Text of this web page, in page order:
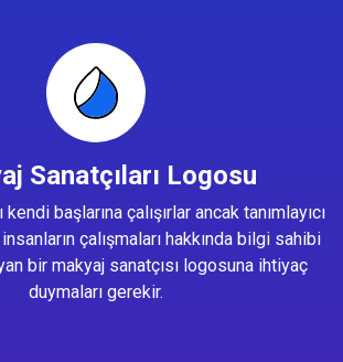
Sanatçıları Logosu
başlarına çalışırlar ancak tanımlayıcı
çalışmaları hakkında bilgi sahibi
bir makyaj sanatçısı logosuna ihtiyaç
duymaları gerekir.